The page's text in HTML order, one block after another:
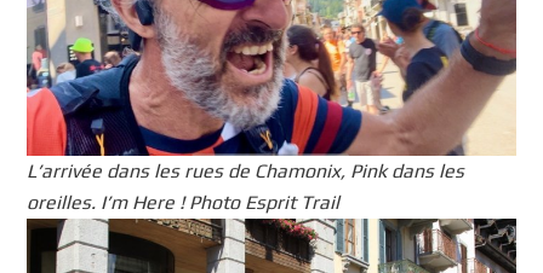
L’arrivée dans les rues de Chamonix, Pink dans les
oreilles. I’m Here ! Photo Esprit Trail